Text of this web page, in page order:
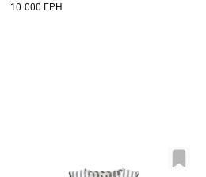
10 000 ГРН